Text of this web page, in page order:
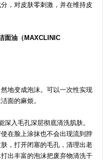
，对皮肤零刺激，并在维持皮
面油（MAXCLINIC
地变成泡沫。可以一次性实现
面的麻烦。
入毛孔深层彻底清洗肌肤。
在脸上涂抹也不会出现流到脖
，打开闭塞的毛孔，清理出老
出丰富的泡沫把废弃物清洗干